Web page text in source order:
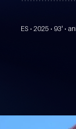
ES • 2025 • 93' •